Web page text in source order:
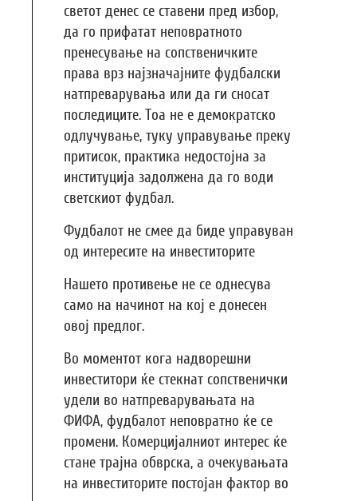
светот денес се ставени пред избор,
да го прифатат неповратното
пренесување на сопственичките
права врз најзначајните фудбалски
натпреварувања или да ги сносат
последиците. Тоа не е демократско
одлучување, туку управување преку
притисок, практика недостојна за
институција задолжена да го води
светскиот фудбал.
Фудбалот не смее да биде управуван
од интересите на инвеститорите
Нашето противење не се однесува
само на начинот на кој е донесен
овој предлог.
Во моментот кога надворешни
инвеститори ќе стекнат сопственички
удели во натпреварувањата на
ФИФА, фудбалот неповратно ќе се
промени. Комерцијалниот интерес ќе
стане трајна обврска, а очекувањата
на инвеститорите постојан фактор во